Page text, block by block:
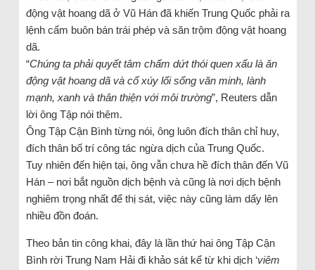
động vật hoang dã ở Vũ Hán đã khiến Trung Quốc phải ra
lệnh cấm buôn bán trái phép và săn trộm động vật hoang
dã.
“Chúng ta phải quyết tâm chấm dứt thói quen xấu là ăn
động vật hoang dã và cổ xúy lối sống văn minh, lành
mạnh, xanh và thân thiện với môi trường”, Reuters dẫn
lời ông Tập nói thêm.
Ông Tập Cận Bình từng nói, ông luôn đích thân chỉ huy,
đích thân bố trí công tác ngừa dịch của Trung Quốc.
Tuy nhiên đến hiện tại, ông vẫn chưa hề đích thân đến Vũ
Hán – nơi bắt nguồn dịch bệnh và cũng là nơi dịch bệnh
nghiêm trọng nhất để thị sát, việc này cũng làm dấy lên
nhiều đồn đoán.
Theo bản tin công khai, đây là lần thứ hai ông Tập Cận
Bình rời Trung Nam Hải đi khảo sát kể từ khi dịch ‘viêm